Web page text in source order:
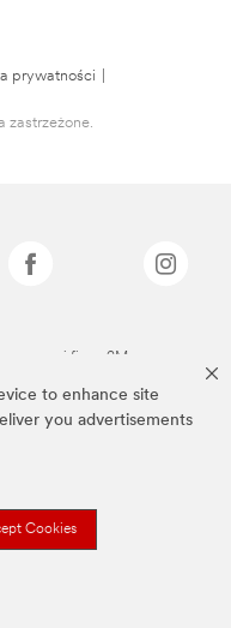
to enhance site
you advertisements
Cookies
prywatności
firmy 3M.